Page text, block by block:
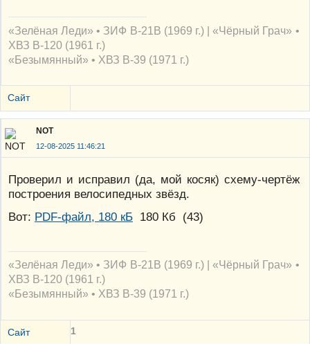
«Зелёная Леди» • ЗИФ В-21В (1969 г.) | «Чёрный Грач» •
ХВЗ В-120 (1961 г.)
«Безымянный» • ХВЗ В-39 (1971 г.)
Сайт
NOT
12-08-2025 11:46:21
Проверил и исправил (да, мой косяк) схему-чертёж
построения велосипедных звёзд.
Вот: PDF-файл, 180 кБ 180 Кб (43)
«Зелёная Леди» • ЗИФ В-21В (1969 г.) | «Чёрный Грач» •
ХВЗ В-120 (1961 г.)
«Безымянный» • ХВЗ В-39 (1971 г.)
Сайт 1